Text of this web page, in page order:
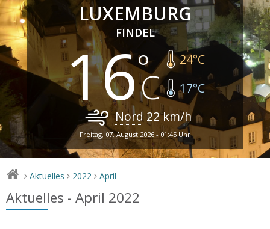
LUXEMBURG
FINDEL
16 24°C
17°C
Nord 22km/h
Freitag, 07. August 2026 - 01:45 Uhr
> Aktuelles > 2022 > April
Aktuelles - April 2022